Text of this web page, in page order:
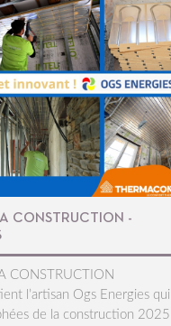
CONSTRUCTION -
CONSTRUCTION
l’artisan Ogs Energies qui
de la construction 2025